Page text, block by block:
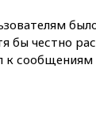
01:35
Сеуту
бы честно
к сообщениям